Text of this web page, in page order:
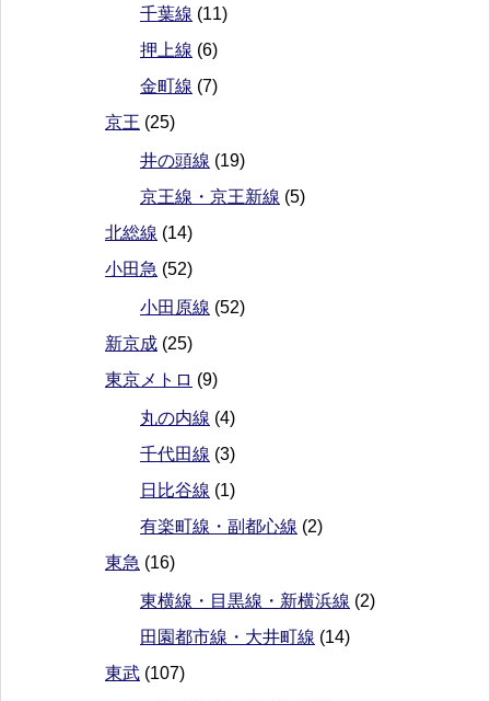
千葉線 (11)
押上線 (6)
金町線 (7)
京王 (25)
井の頭線 (19)
京王線・京王新線 (5)
北総線 (14)
小田急 (52)
小田原線 (52)
新京成 (25)
東京メトロ (9)
丸の内線 (4)
千代田線 (3)
日比谷線 (1)
有楽町線・副都心線 (2)
東急 (16)
東横線・目黒線・新横浜線 (2)
田園都市線・大井町線 (14)
東武 (107)